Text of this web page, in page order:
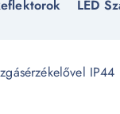
LED